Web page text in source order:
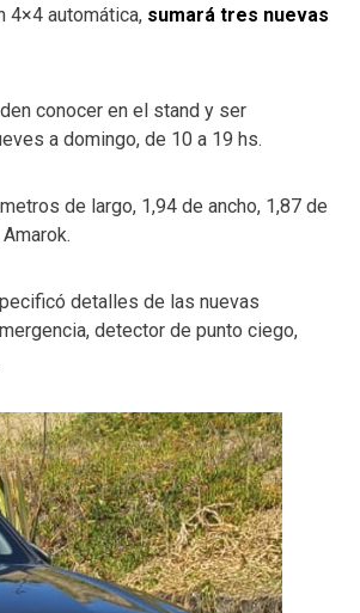
4×4 automática, sumará tres nuevas
conocer en el stand y ser
a domingo, de 10 a 19 hs.
de largo, 1,94 de ancho, 1,87 de
detalles de las nuevas
detector de punto ciego,